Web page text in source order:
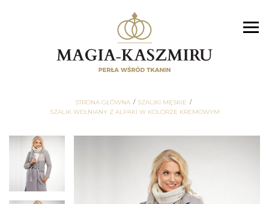
STRONA GŁÓWNA
SZALIKI MĘSKIE
SZALIK WEŁNIANY Z ALPAKI W KOLORZE KREMOWYM